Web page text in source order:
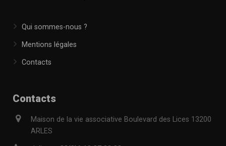
Qui sommes-nous ?
Mentions légales
Contacts
Contacts
Maison de la vie associative Boulevard des Lices 13200
ARLES